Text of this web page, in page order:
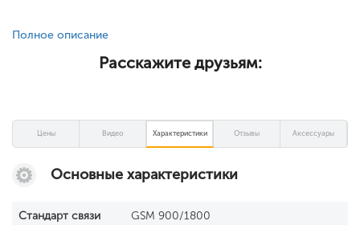
Полное описание
Расскажите друзьям:
Цены Видео Характеристики Отзывы Аксессуары
Основные характеристики
Стандарт связи GSM 900/1800